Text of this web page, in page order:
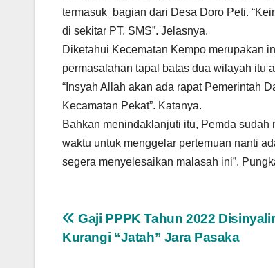
termasuk bagian dari Desa Doro Peti.
di sekitar PT. SMS”. Jelasnya.
Diketahui Kecematan Kempo merupakan
permasalahan tapal batas dua wilayah itu
“Insyah Allah akan ada rapat Pemerintah
Kecamatan Pekat”. Katanya.
Bahkan menindaklanjuti itu, Pemda
waktu untuk menggelar pertemuan nanti
segera menyelesaikan malasah ini”.
Navigasi
Gaji PPPK Tahun 2022
Kurangi “Jatah” Jara Pasaka